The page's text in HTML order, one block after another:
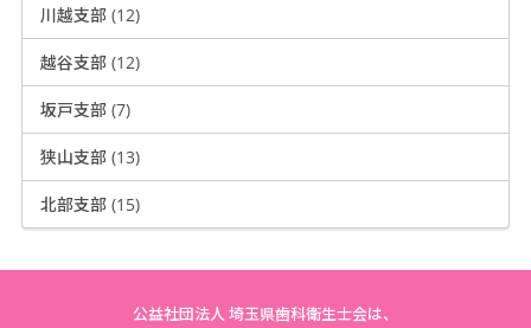
川越支部 (12)
越谷支部 (12)
坂戸支部 (7)
狭山支部 (13)
北部支部 (15)
公益社団法人 埼玉県歯科衛生士会は、